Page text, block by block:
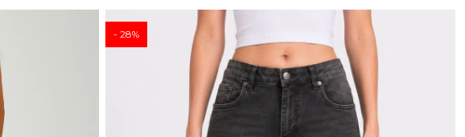
28